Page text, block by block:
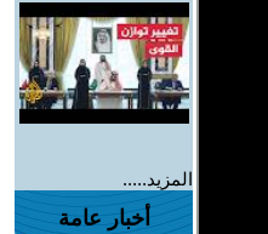
المزيد.....
أخبار عامة